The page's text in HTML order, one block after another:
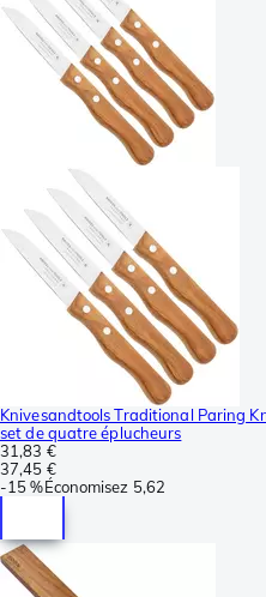
Knivesandtools Traditional Paring
set de quatre éplucheurs
31,83 €
37,45 €
-15 %Économisez 5,62